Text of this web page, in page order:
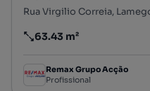
Preço por metro quadrado
63.43 m²
Remax Grupo Acção
Profissional